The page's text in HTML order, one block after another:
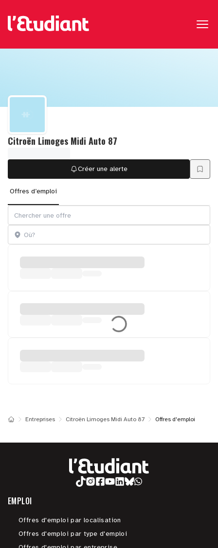
Citroën Limoges Midi Auto 87
Créer une alerte
Offres d’emploi
Entreprises Citroën Limoges Midi Auto 87 Offres d'emploi
EMPLOI
Offres d'emploi par localisation
Offres d'emploi par type d'emploi